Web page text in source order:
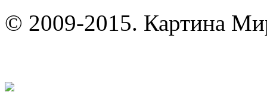
© 2009-2015. Картина